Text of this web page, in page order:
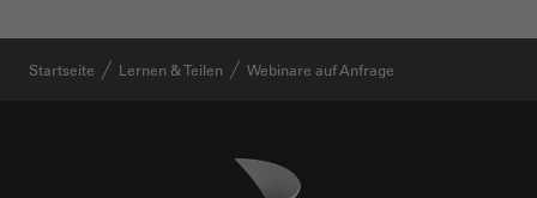
Startseite Lernen & Teilen Webinare auf Anfrage
Danaher Logo